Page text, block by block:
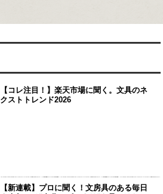
【コレ注目！】楽天市場に聞く。文具のネ
クストトレンド2026
【新連載】プロに聞く！文房具のある毎日